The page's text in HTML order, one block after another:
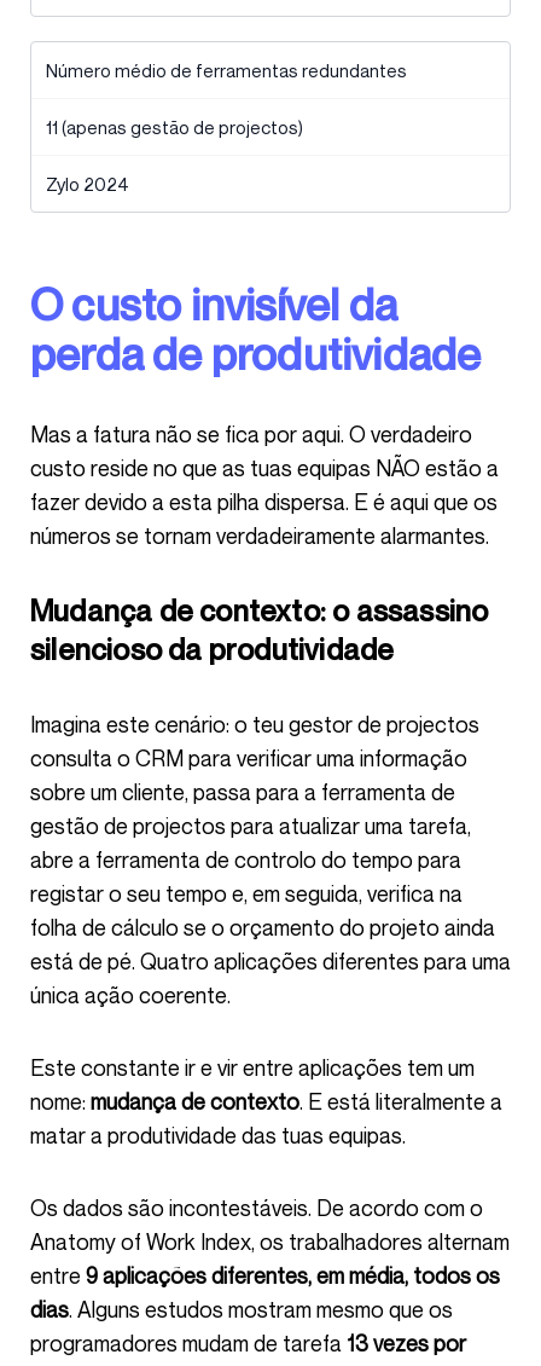
Número médio de ferramentas redundantes
11 (apenas gestão de projectos)
Zylo 2024
O custo invisível da
perda de produtividade
Mas a fatura não se fica por aqui. O verdadeiro
custo reside no que as tuas equipas NÃO estão a
fazer devido a esta pilha dispersa. E é aqui que os
números se tornam verdadeiramente alarmantes.
Mudança de contexto: o assassino
silencioso da produtividade
Imagina este cenário: o teu gestor de projectos
consulta o CRM para verificar uma informação
sobre um cliente, passa para a ferramenta de
gestão de projectos para atualizar uma tarefa,
abre a ferramenta de controlo do tempo para
registar o seu tempo e, em seguida, verifica na
folha de cálculo se o orçamento do projeto ainda
está de pé. Quatro aplicações diferentes para uma
única ação coerente.
Este constante ir e vir entre aplicações tem um
nome: mudança de contexto. E está literalmente a
matar a produtividade das tuas equipas.
Os dados são incontestáveis. De acordo com o
Anatomy of Work Index, os trabalhadores alternam
entre 9 aplicações diferentes, em média, todos os
dias. Alguns estudos mostram mesmo que os
programadores mudam de tarefa 13 vezes por